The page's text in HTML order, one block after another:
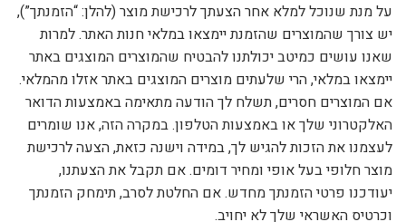
על מנת שנוכל למלא אחר הצעתך לרכישת מוצר (להלן: “הזמנתך”),
יש צורך שהמוצרים שהזמנת יימצאו במלאי חנות האתר. למרות
שאנו עושים כמיטב יכולתנו להבטיח שהמוצרים המוצגים באתר
יימצאו במלאי, הרי שלעתים מוצרים המוצגים באתר אזלו מהמלאי.
אם המוצרים חסרים, תשלח לך הודעה מתאימה באמצעות הדואר
האלקטרוני שלך או באמצעות הטלפון. במקרה הזה, אנו שומרים
לעצמנו את הזכות להגיש לך, במידה וישנה כזאת, הצעה לרכישת
מוצר חלופי בעל אופי ומחיר דומים. אם תקבל את הצעתנו,
יעודכנו פרטי הזמנתך מחדש. אם החלטת לסרב, תימחק הזמנתך
וכרטיס האשראי שלך לא יחויב.